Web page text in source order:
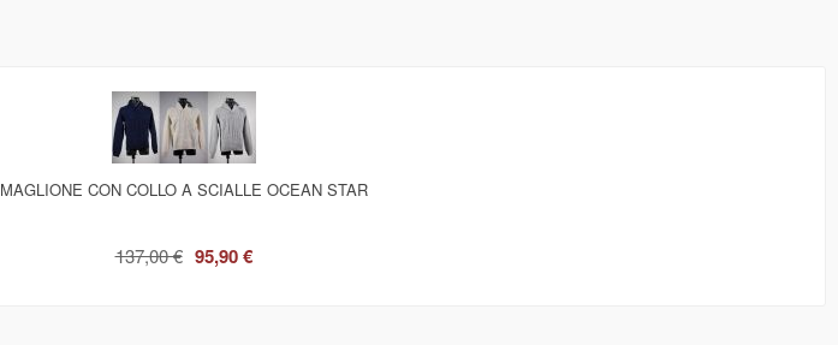
MAGLIONE CON COLLO A SCIALLE OCEAN STAR
137,00 € 95,90 €